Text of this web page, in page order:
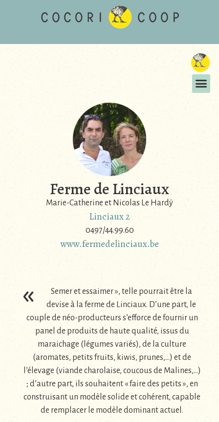
Ferme de Linciaux
Marie-Catherine et Nicolas Le Hardÿ
Linciaux 2
0497/44.99.60
www.fermedelinciaux.be
«
Semer et essaimer », telle pourrait être la
devise à la ferme de Linciaux. D’une part, le
couple de néo-producteurs s’efforce de fournir un
panel de produits de haute qualité, issus du
maraichage (légumes variés), de la culture
(aromates, petits fruits, kiwis, prunes,…) et de
l’élevage (viande charolaise, coucous de Malines,…)
; d’autre part, ils souhaitent « faire des petits », en
construisant un modèle solide et cohérent, capable
de remplacer le modèle dominant actuel.